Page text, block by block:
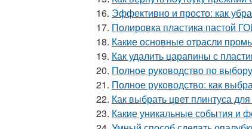
16. Эффективно и просто: как
17. Полировка пластика пастой
18. Какие основные отрасли
19. Как удалить царапины с
20. Полное руководство по
21. Полное руководство: как
22. Как выбрать цвет плинтуса
23. Какие уникальные события и